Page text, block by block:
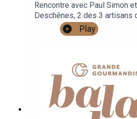
Rencontre avec Paul Simon
Deschênes, 2 des 3 artisans
microbrasserie Nano Cinco de
Découvrez leurs New
Play